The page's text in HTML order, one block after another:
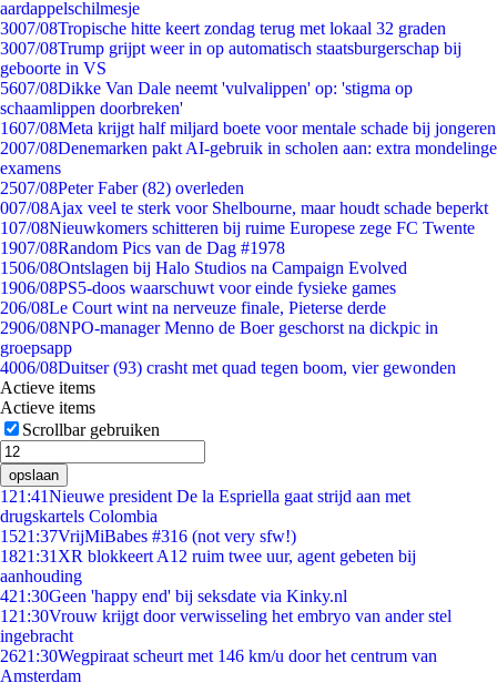
aardappelschilmesje
3007/08Tropische hitte keert zondag terug met lokaal 32 graden
3007/08Trump grijpt weer in op automatisch staatsburgerschap bij
geboorte in VS
5607/08Dikke Van Dale neemt 'vulvalippen' op: 'stigma op
schaamlippen doorbreken'
1607/08Meta krijgt half miljard boete voor mentale schade bij jongeren
2007/08Denemarken pakt AI-gebruik in scholen aan: extra mondelinge
examens
2507/08Peter Faber (82) overleden
007/08Ajax veel te sterk voor Shelbourne, maar houdt schade beperkt
107/08Nieuwkomers schitteren bij ruime Europese zege FC Twente
1907/08Random Pics van de Dag #1978
1506/08Ontslagen bij Halo Studios na Campaign Evolved
1906/08PS5-doos waarschuwt voor einde fysieke games
206/08Le Court wint na nerveuze finale, Pieterse derde
2906/08NPO-manager Menno de Boer geschorst na dickpic in
groepsapp
4006/08Duitser (93) crasht met quad tegen boom, vier gewonden
Actieve items
Actieve items
Scrollbar gebruiken
opslaan
1 21:41Nieuwe president De la Espriella gaat strijd aan met
drugskartels Colombia
1521:37VrijMiBabes #316 (not very sfw!)
1821:31 XR blokkeert A12 ruim twee uur, agent gebeten bij
aanhouding
421:30Geen 'happy end' bij seksdate via Kinky.nl
1 21:30Vrouw krijgt door verwisseling het embryo van ander stel
ingebracht
2621:30Wegpiraat scheurt met 146 km/u door het centrum van
Amsterdam